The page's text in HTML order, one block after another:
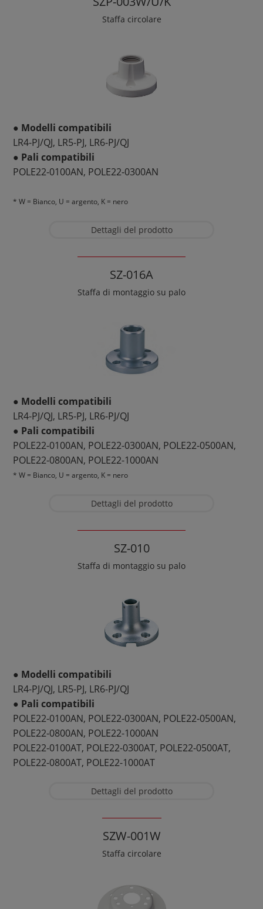
Staffa circolare
● Modelli compatibili
LR4-PJ/QJ, LR5-PJ, LR6-PJ/QJ
● Pali compatibili
POLE22-0100AN, POLE22-0300AN
* W = Bianco, U = argento, K = nero
Dettagli del prodotto
SZ-016A
Staffa di montaggio su palo
● Modelli compatibili
LR4-PJ/QJ, LR5-PJ, LR6-PJ/QJ
● Pali compatibili
POLE22-0100AN, POLE22-0300AN, POLE22-0500AN,
POLE22-0800AN, POLE22-1000AN
* W = Bianco, U = argento, K = nero
Dettagli del prodotto
SZ-010
Staffa di montaggio su palo
● Modelli compatibili
LR4-PJ/QJ, LR5-PJ, LR6-PJ/QJ
● Pali compatibili
POLE22-0100AN, POLE22-0300AN, POLE22-0500AN,
POLE22-0800AN, POLE22-1000AN
POLE22-0100AT, POLE22-0300AT, POLE22-0500AT,
POLE22-0800AT, POLE22-1000AT
Dettagli del prodotto
SZW-001W
Staffa circolare